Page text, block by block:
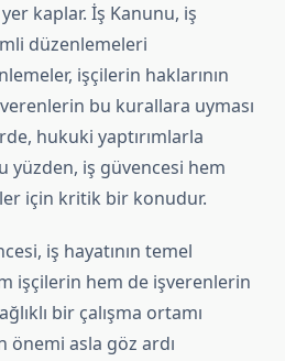
kaplar. İş Kanunu, iş
düzenlemeleri
işçilerin haklarının
bu kurallara uyması
hukuki yaptırımlarla
yüzden, iş güvencesi hem
için kritik bir konudur.
iş hayatının temel
işçilerin hem de işverenlerin
bir çalışma ortamı
önemi asla göz ardı